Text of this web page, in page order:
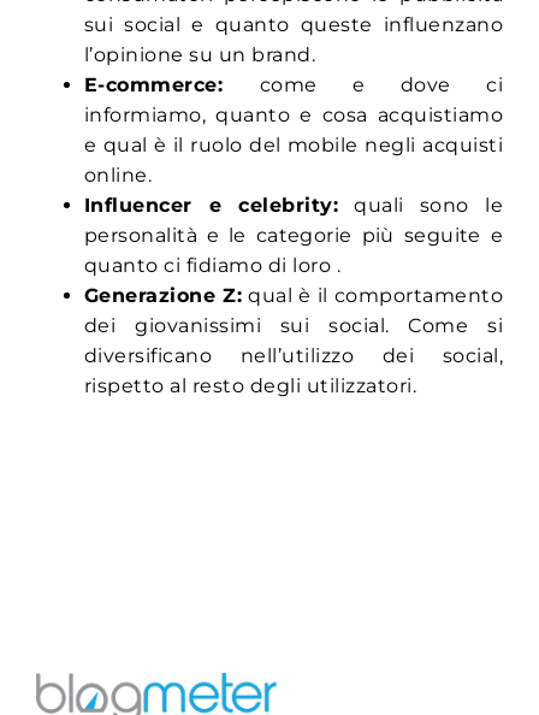
sui social e quanto queste influenzano
l’opinione su un brand.
E-commerce: come e dove ci
informiamo, quanto e cosa acquistiamo
e qual è il ruolo del mobile negli acquisti
online.
Influencer e celebrity: quali sono le
personalità e le categorie più seguite e
quanto ci fidiamo di loro .
Generazione Z: qual è il comportamento
dei giovanissimi sui social. Come si
diversificano nell’utilizzo dei social,
rispetto al resto degli utilizzatori.